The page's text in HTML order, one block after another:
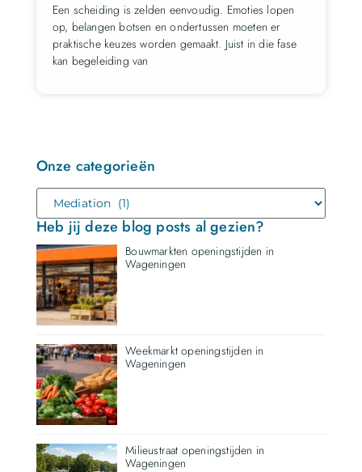
Onze categorieën
Heb jij deze blog posts al gezien?
Bouwmarkten openingstijden in
Wageningen
Weekmarkt openingstijden in
Wageningen
Milieustraat openingstijden in
Wageningen
Een scheiding is zelden eenvoudig. Emoties lopen
op, belangen botsen en ondertussen moeten er
praktische keuzes worden gemaakt. Juist in die fase
kan begeleiding van